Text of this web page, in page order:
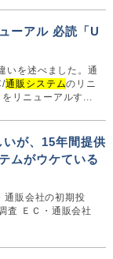
ーアル 必読「U
いを述べました。通
通販システムのリニ
リニューアルす...
が、15年間提供
ムがウケている
販会社の初期投
査 ＥＣ・通販会社